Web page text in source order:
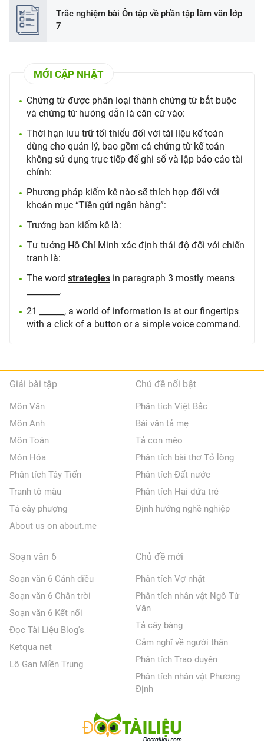
Trắc nghiệm bài Ôn tập về phần tập làm văn lớp
7
MỚI CẬP NHẬT
Chứng từ được phân loại thành chứng từ bắt buộc
và chứng từ hướng dẫn là căn cứ vào:
Thời hạn lưu trữ tối thiểu đối với tài liệu kế toán
dùng cho quản lý, bao gồm cả chứng từ kế toán
không sử dụng trực tiếp để ghi sổ và lập báo cáo tài
chính:
Phương pháp kiểm kê nào sẽ thích hợp đối với
khoản mục “Tiền gửi ngân hàng”:
Trưởng ban kiểm kê là:
Tư tưởng Hồ Chí Minh xác định thái độ đối với chiến
tranh là:
The word strategies in paragraph 3 mostly means
________.
21 ______, a world of information is at our fingertips
with a click of a button or a simple voice command.
Giải bài tập
Môn Văn
Môn Anh
Môn Toán
Môn Hóa
Phân tích Tây Tiến
Tranh tô màu
Tả cây phượng
About us on about.me
Chủ đề nổi bật
Phân tích Việt Bắc
Bài văn tả mẹ
Tả con mèo
Phân tích bài thơ Tỏ lòng
Phân tích Đất nước
Phân tích Hai đứa trẻ
Định hướng nghề nghiệp
Soạn văn 6
Soạn văn 6 Cánh diều
Soạn văn 6 Chân trời
Soạn văn 6 Kết nối
Đọc Tài Liệu Blog's
Ketqua net
Lô Gan Miền Trung
Chủ đề mới
Phân tích Vợ nhặt
Phân tích nhân vật Ngô Tử
Văn
Tả cây bàng
Cảm nghĩ về người thân
Phân tích Trao duyên
Phân tích nhân vật Phương
Định